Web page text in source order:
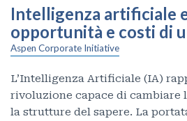
Intelligenza artificiale
opportunità e costi di
Aspen Corporate Initiative
L’Intelligenza Artificiale (IA)
rivoluzione capace di cambiare
la strutture del sapere. La